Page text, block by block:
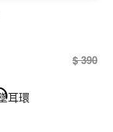
$ 390